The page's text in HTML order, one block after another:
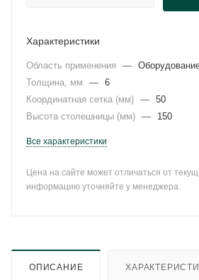
Характеристики
Область применения —
Толщина, мм
— 6
Координатная сетка (мм) — 50
Высота столешницы (мм) — 150
Все характеристики
Цена на сайте может отличаться от
информацию уточняйте у менеджера.
ОПИСАНИЕ